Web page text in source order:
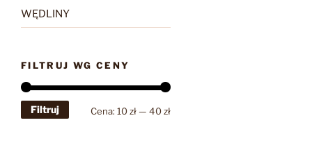
WĘDLINY
FILTRUJ WG CENY
Cena
Cena
Filtruj Cena: 10 zł— 40 zł